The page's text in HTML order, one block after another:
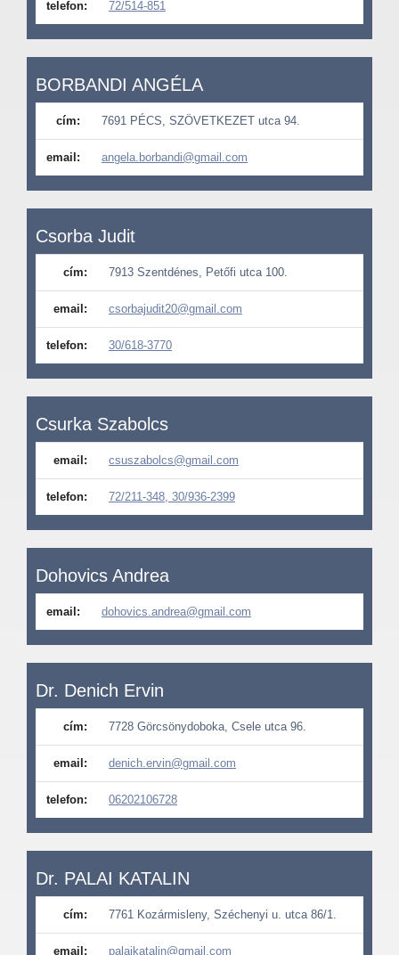
telefon: 72/514-851
BORBANDI ANGÉLA
cím: 7691 PÉCS, SZÖVETKEZET utca 94.
email: angela.borbandi@gmail.com
Csorba Judit
cím: 7913 Szentdénes, Petőfi utca 100.
email: csorbajudit20@gmail.com
telefon: 30/618-3770
Csurka Szabolcs
email: csuszabolcs@gmail.com
telefon: 72/211-348, 30/936-2399
Dohovics Andrea
email: dohovics.andrea@gmail.com
Dr. Denich Ervin
cím: 7728 Görcsönydoboka, Csele utca 96.
email: denich.ervin@gmail.com
telefon: 06202106728
Dr. PALAI KATALIN
cím: 7761 Kozármisleny, Széchenyi u. utca 86/1.
email: palaikatalin@gmail.com